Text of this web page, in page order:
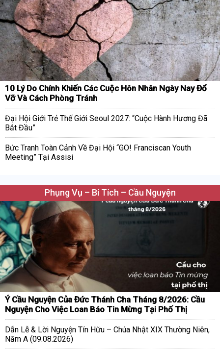
10 Lý Do Chính Khiến Các Cuộc Hôn Nhân Ngày Nay Đổ
Vỡ Và Cách Phòng Tránh
Đại Hội Giới Trẻ Thế Giới Seoul 2027: “Cuộc Hành Hương Đã
Bắt Đầu”
Bức Tranh Toàn Cảnh Về Đại Hội “GO! Franciscan Youth
Meeting” Tại Assisi
Phụng Vụ – Bí Tích – Cầu Nguyện
Ý Cầu Nguyện Của Đức Thánh Cha Tháng 8/2026: Cầu
Nguyện Cho Việc Loan Báo Tin Mừng Tại Phố Thị
Dẫn Lễ & Lời Nguyện Tín Hữu – Chúa Nhật XIX Thường Niên,
Năm A (09.08.2026)